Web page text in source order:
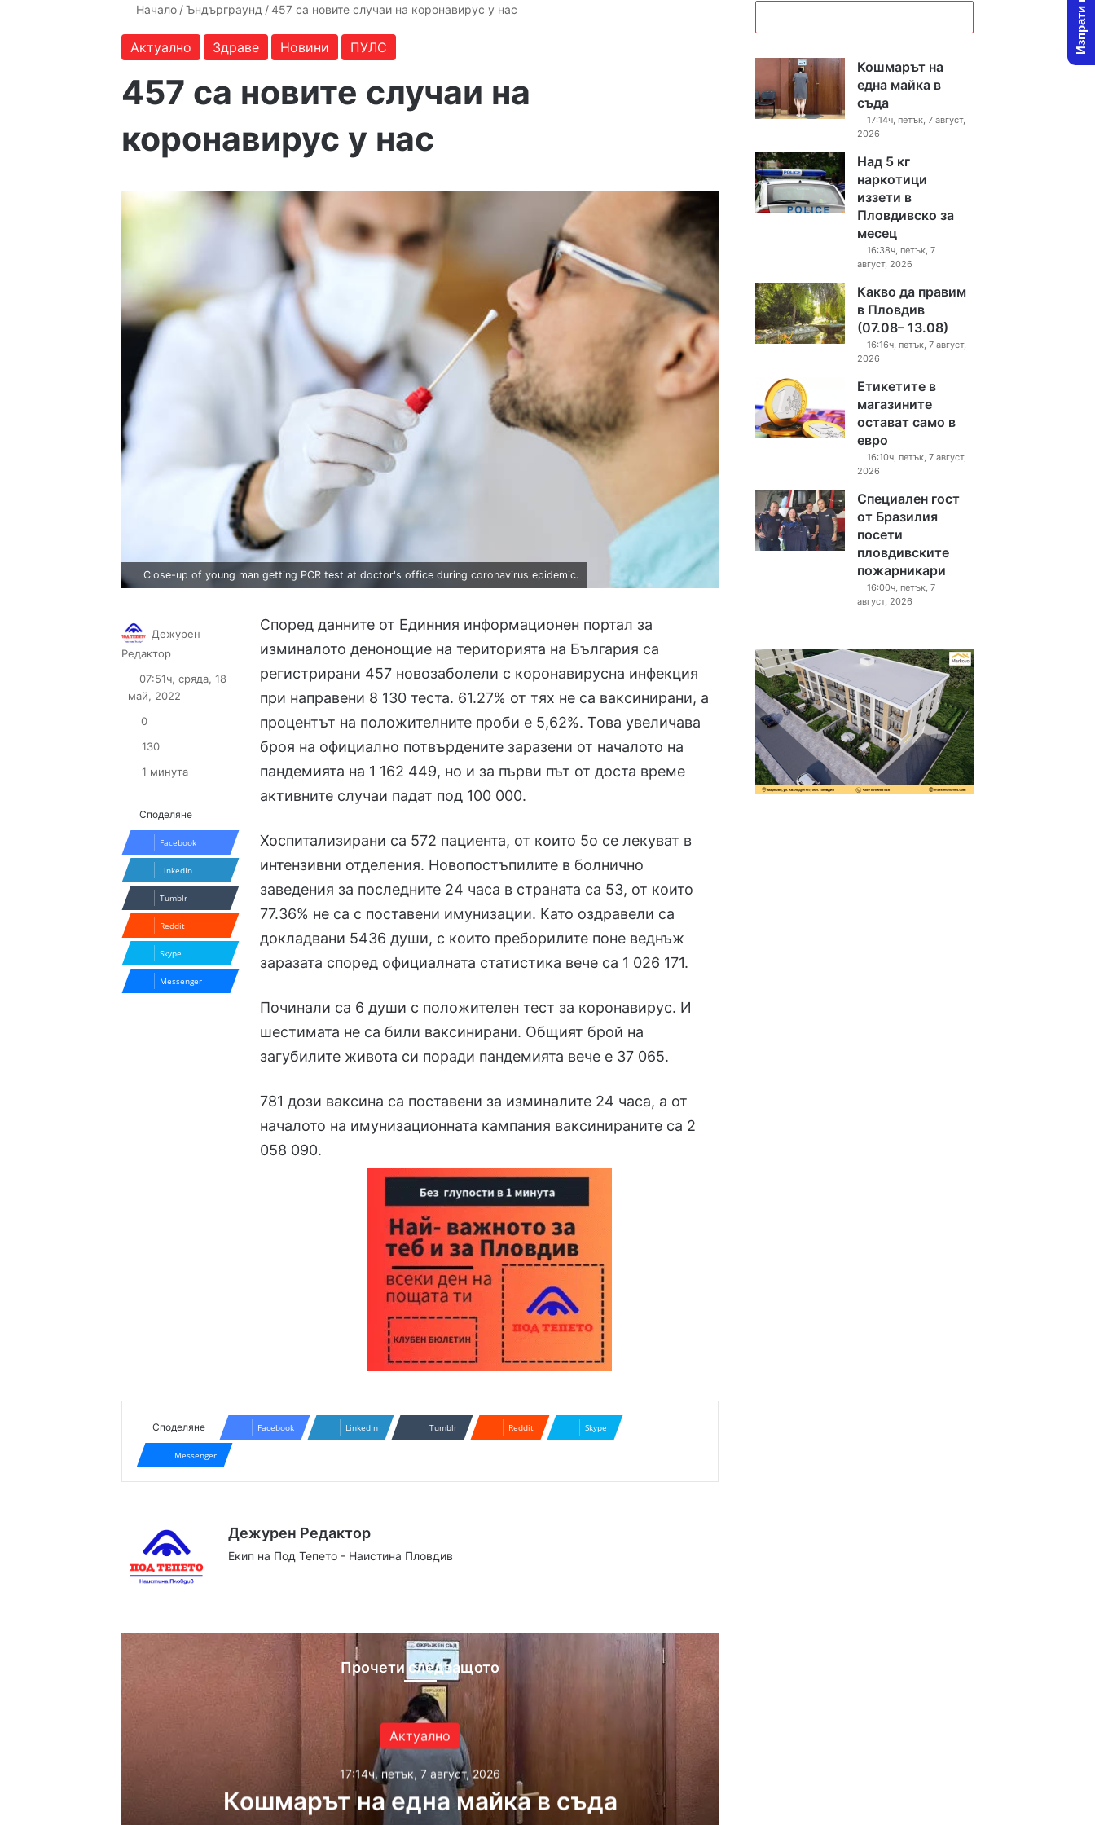
Начало / Ъндърграунд / 457 са новите случаи на коронавирус у нас
Актуално Здраве Новини ПУЛС
457 са новите случаи на
коронавирус у нас
Close-up of young man getting PCR test at doctor's office during coronavirus epidemic.
Според данните от Единния информационен портал за
изминалото денонощие на територията на България са
регистрирани 457 новозаболели с коронавирусна инфекция
при направени 8 130 теста. 61.27% от тях не са ваксинирани, а
процентът на положителните проби е 5,62%. Това увеличава
броя на официално потвърдените заразени от началото на
пандемията на 1 162 449, но и за първи път от доста време
активните случаи падат под 100 000.
Хоспитализирани са 572 пациента, от които 5о се лекуват в
интензивни отделения. Новопостъпилите в болнично
заведения за последните 24 часа в страната са 53, от които
77.36% не са с поставени имунизации. Като оздравели са
докладвани 5436 души, с които преборилите поне веднъж
заразата според официалната статистика вече са 1 026 171.
Починали са 6 души с положителен тест за коронавирус. И
шестимата не са били ваксинирани. Общият брой на
загубилите живота си поради пандемията вече е 37 065.
781 дози ваксина са поставени за изминалите 24 часа, а от
началото на имунизационната кампания ваксинираните са 2
058 090.
Дежурен
Редактор
X email
07:51ч, сряда, 18
май, 2022
0
130
1 минута
Споделяне
Facebook
LinkedIn
Tumblr
Reddit
Skype
Messenger
Споделяне Facebook LinkedIn Tumblr Reddit Skype
Messenger
Дежурен Редактор
Екип на Под Тепето - Наистина Пловдив
Прочети следващото
Актуално
17:14ч, петък, 7 август, 2026
Кошмарът на една майка в съда
Кошмарът на
една майка в
съда
17:14ч, петък, 7 август,
2026
Над 5 кг
наркотици
иззети в
Пловдивско за
месец
16:38ч, петък, 7
август, 2026
Какво да правим
в Пловдив
(07.08– 13.08)
16:16ч, петък, 7 август,
2026
Етикетите в
магазините
остават само в
евро
16:10ч, петък, 7 август,
2026
Специален гост
от Бразилия
посети
пловдивските
пожарникари
16:00ч, петък, 7
август, 2026